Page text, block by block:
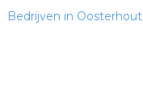
Bedrijven in Oosterhout